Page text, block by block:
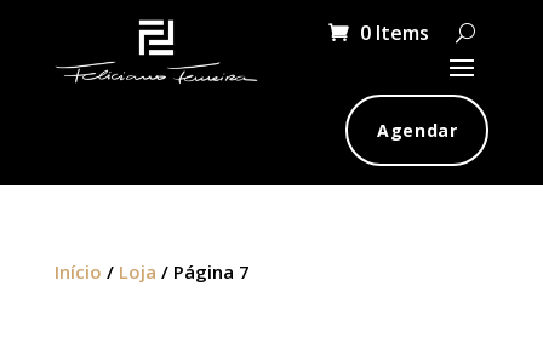
0 Items
Agendar
Início / Loja / Página 7